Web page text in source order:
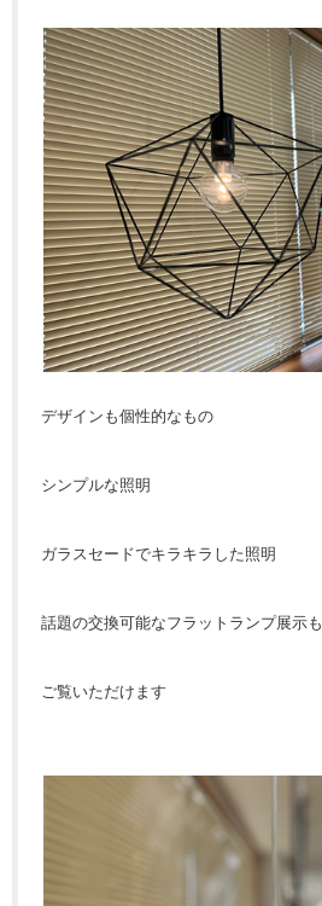
デザインも個性的なもの
シンプルな照明
ガラスセードでキラキラした照明
話題の交換可能なフラットランプ展示も
ご覧いただけます